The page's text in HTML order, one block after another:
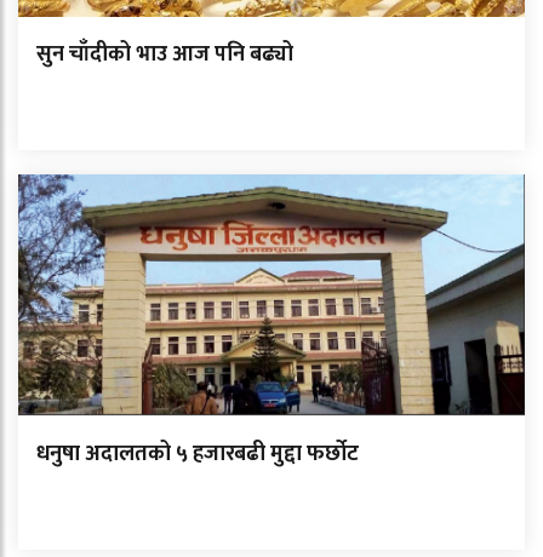
सुन चाँदीको भाउ आज पनि बढ्यो
धनुषा अदालतको ५ हजारबढी मुद्दा फर्छोट